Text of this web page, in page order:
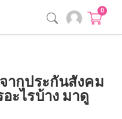
0
ากประกันสังคม
อะไรบ้าง มาดู